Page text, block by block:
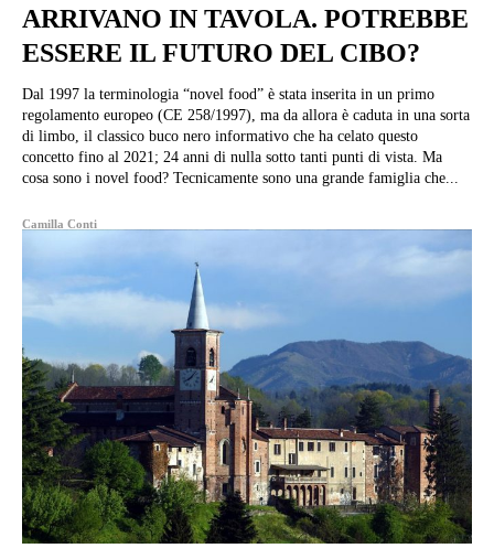
ARRIVANO IN TAVOLA. POTREBBE
ESSERE IL FUTURO DEL CIBO?
Dal 1997 la terminologia “novel food” è stata inserita in un primo
regolamento europeo (CE 258/1997), ma da allora è caduta in una sorta
di limbo, il classico buco nero informativo che ha celato questo
concetto fino al 2021; 24 anni di nulla sotto tanti punti di vista. Ma
cosa sono i novel food? Tecnicamente sono una grande famiglia che...
Camilla Conti